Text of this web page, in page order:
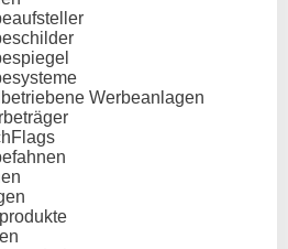
Werbeanlagen